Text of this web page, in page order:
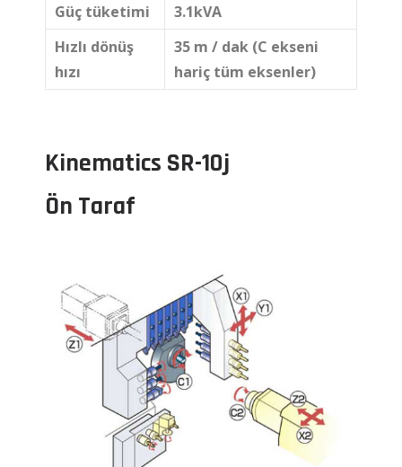
Güç tüketimi
3.1kVA
Hızlı dönüş
hızı
35 m / dak (C ekseni
hariç tüm eksenler)
Kinematics SR-10j
Ön Taraf